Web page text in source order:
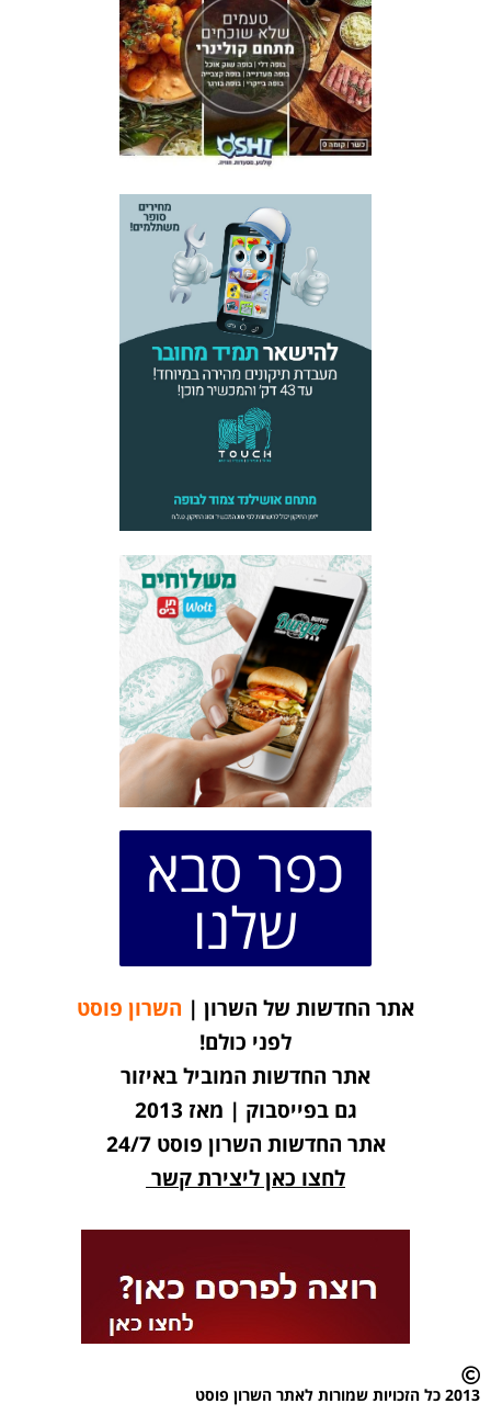
כפר סבא
שלנו
אתר החדשות של השרון | השרון פוסט
לפני כולם!
אתר החדשות המוביל באיזור
גם בפייסבוק | מאז 2013
אתר החדשות השרון פוסט 24/7
לחצו כאן ליצירת קשר
2013 כל הזכויות שמורות לאתר השרון פוסט